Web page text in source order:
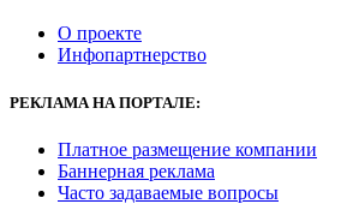
О проекте
Инфопартнерство
РЕКЛАМА НА ПОРТАЛЕ:
Платное размещение компании
Баннерная реклама
Часто задаваемые вопросы